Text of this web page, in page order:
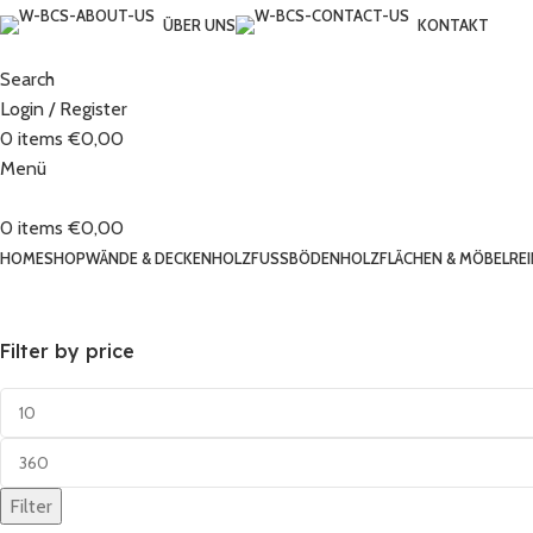
ÜBER UNS KONTAKT
Search
Login / Register
0 items €0,00
Menü
0 items €0,00
HOMESHOPWÄNDE & DECKENHOLZFUSSBÖDEN HOLZFLÄCHEN & MÖBEL
Filter by price
Filter